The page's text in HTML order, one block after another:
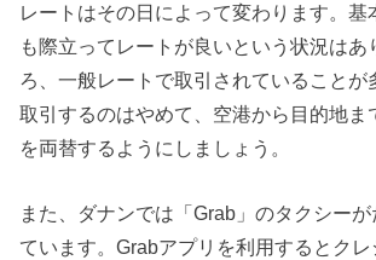
レートはその日によって変わります。基
も際立ってレートが良いという状況はあ
ろ、一般レートで取引されていることが
取引するのはやめて、空港から目的地ま
を両替するようにしましょう。
また、ダナンでは「Grab」のタクシー
ています。Grabアプリを利用するとク